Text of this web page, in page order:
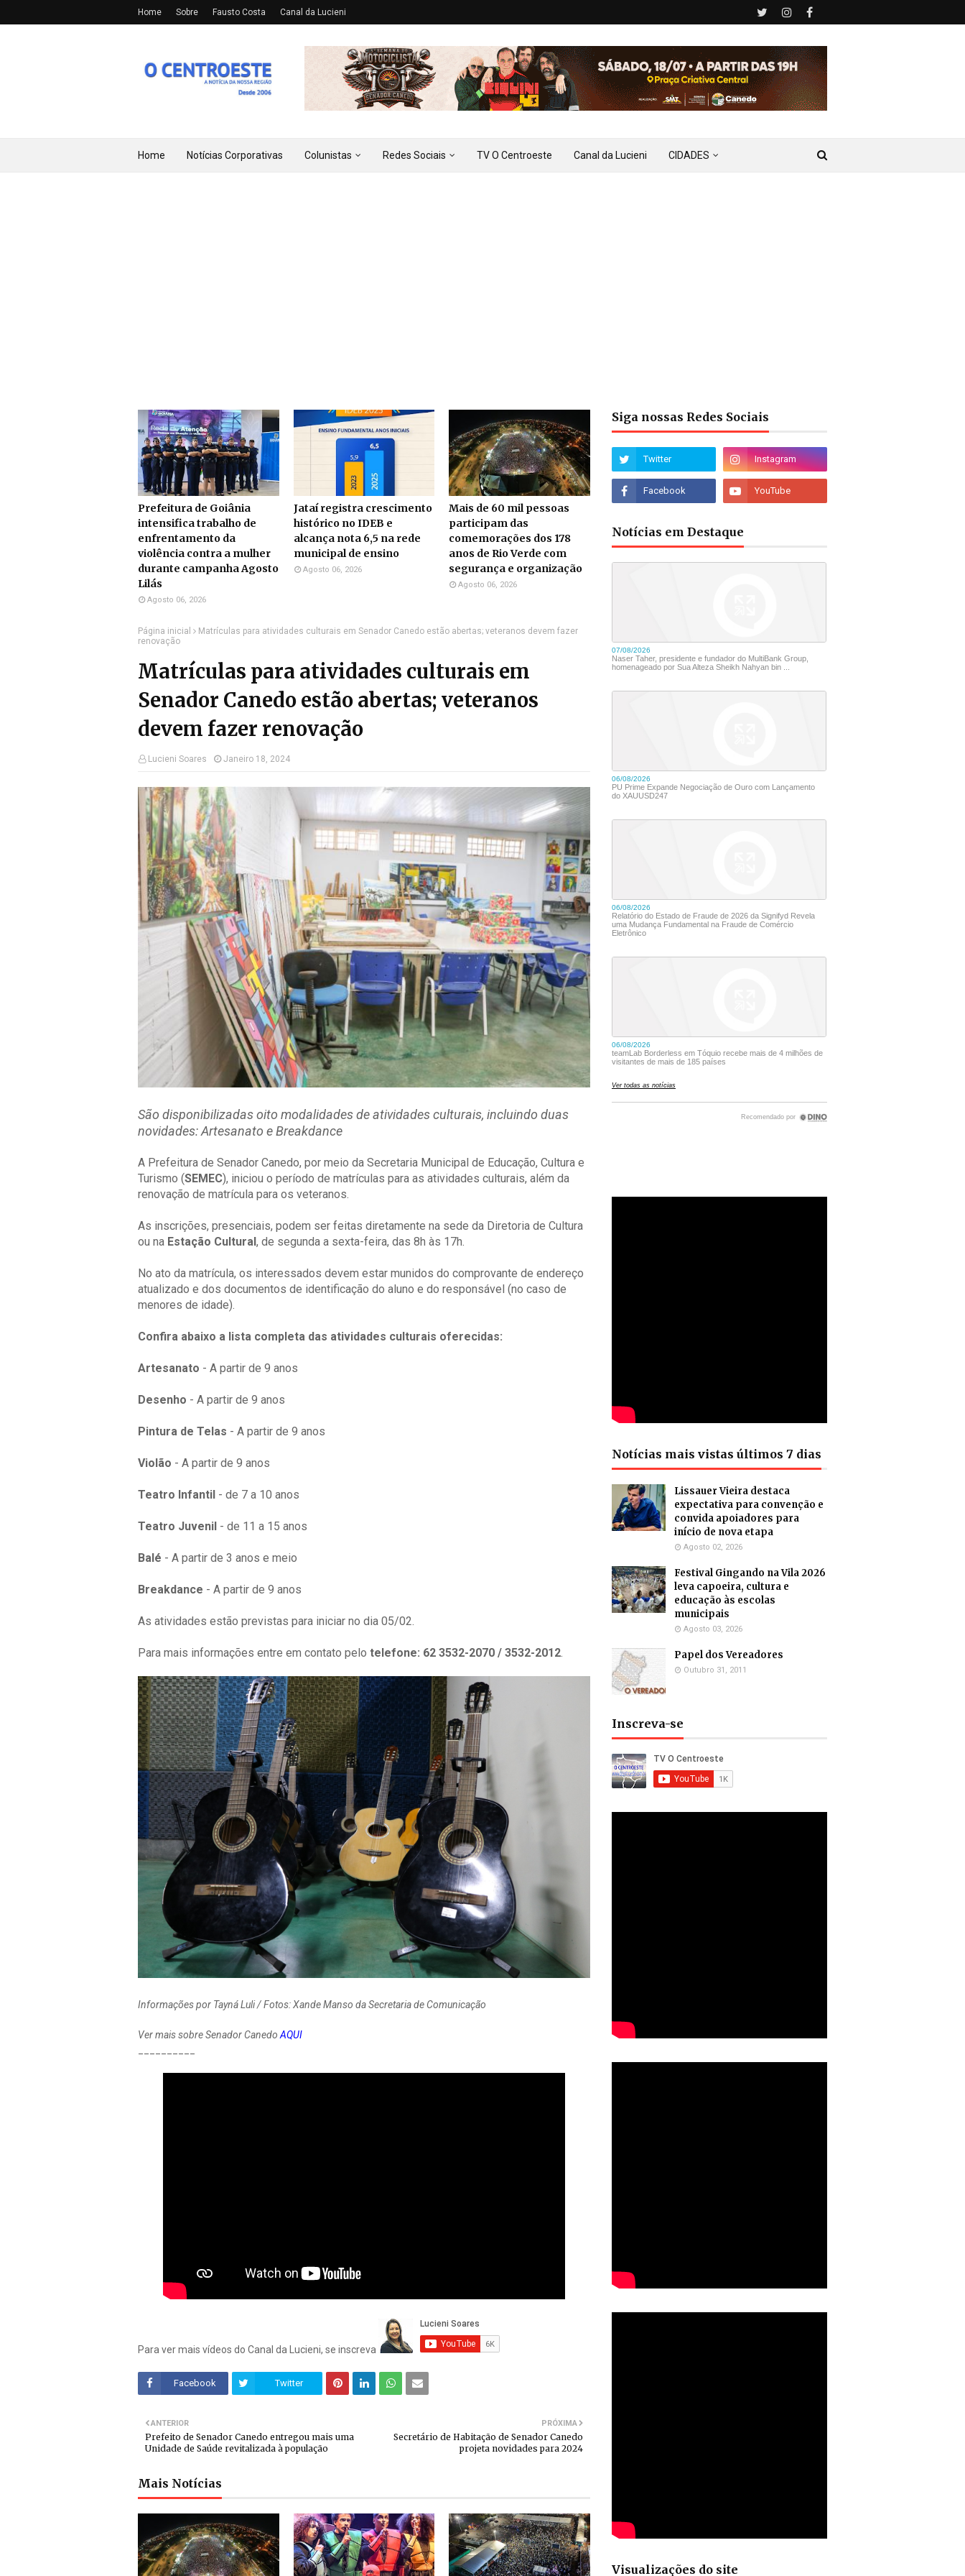
Home Sobre Fausto Costa Canal da Lucieni
Home Notícias Corporativas Colunistas Redes Sociais TV O Centroeste Canal da Lucieni CIDADES
Prefeitura de Goiânia
intensifica trabalho de
enfrentamento da
violência contra a mulher
durante campanha Agosto
Lilás
Agosto 06, 2026
Jataí registra crescimento
histórico no IDEB e
alcança nota 6,5 na rede
municipal de ensino
Agosto 06, 2026
Mais de 60 mil pessoas
participam das
comemorações dos 178
anos de Rio Verde com
segurança e organização
Agosto 06, 2026
Página inicial
Matrículas para atividades culturais em Senador Canedo estão abertas; veteranos devem fazer
renovação
Matrículas para atividades culturais em
Senador Canedo estão abertas; veteranos
devem fazer renovação
Lucieni Soares Janeiro 18, 2024
São disponibilizadas oito modalidades de atividades culturais, incluindo duas
novidades: Artesanato e Breakdance
A Prefeitura de Senador Canedo, por meio da Secretaria Municipal de Educação, Cultura e
Turismo (SEMEC), iniciou o período de matrículas para as atividades culturais, além da
renovação de matrícula para os veteranos.
As inscrições, presenciais, podem ser feitas diretamente na sede da Diretoria de Cultura
ou na Estação Cultural , de segunda a sexta-feira, das 8h às 17h.
No ato da matrícula, os interessados devem estar munidos do comprovante de endereço
atualizado e dos documentos de identificação do aluno e do responsável (no caso de
menores de idade).
Confira abaixo a lista completa das atividades culturais oferecidas:
Artesanato - A partir de 9 anos
Desenho - A partir de 9 anos
Pintura de Telas - A partir de 9 anos
Violão - A partir de 9 anos
Teatro Infantil - de 7 a 10 anos
Teatro Juvenil - de 11 a 15 anos
Balé - A partir de 3 anos e meio
Breakdance - A partir de 9 anos
As atividades estão previstas para iniciar no dia 05/02.
Para mais informações entre em contato pelo telefone: 62 3532-2070 / 3532-2012.
Informações por Tayná Luli / Fotos: Xande Manso da Secretaria de Comunicação
Ver mais sobre Senador Canedo AQUI
Para ver mais vídeos do Canal da Lucieni, se inscreva
Facebook Twitter
PRÓXIMA
Secretário de Habitação de Senador Canedo
projeta novidades para 2024
ANTERIOR
Prefeito de Senador Canedo entregou mais uma
Unidade de Saúde revitalizada à população
Mais Notícias
Siga nossas Redes Sociais
Notícias em Destaque
Notícias mais vistas últimos 7 dias
Lissauer Vieira destaca
expectativa para convenção e
convida apoiadores para
início de nova etapa
Agosto 02, 2026
Festival Gingando na Vila 2026
leva capoeira, cultura e
educação às escolas
municipais
Agosto 03, 2026
Papel dos Vereadores
Outubro 31, 2011
Inscreva-se
Visualizações do site